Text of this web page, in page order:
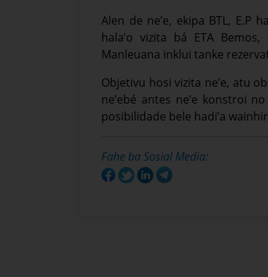
Alen de ne’e, ekipa BTL, E.P
hala’o vizita bá ETA
Manleuana inklui tanke
Objetivu hosi vizita ne’e, atu
ne’ebé antes ne’e konstroi
posibilidade bele hadi’a
Fahe ba Sosial Media: